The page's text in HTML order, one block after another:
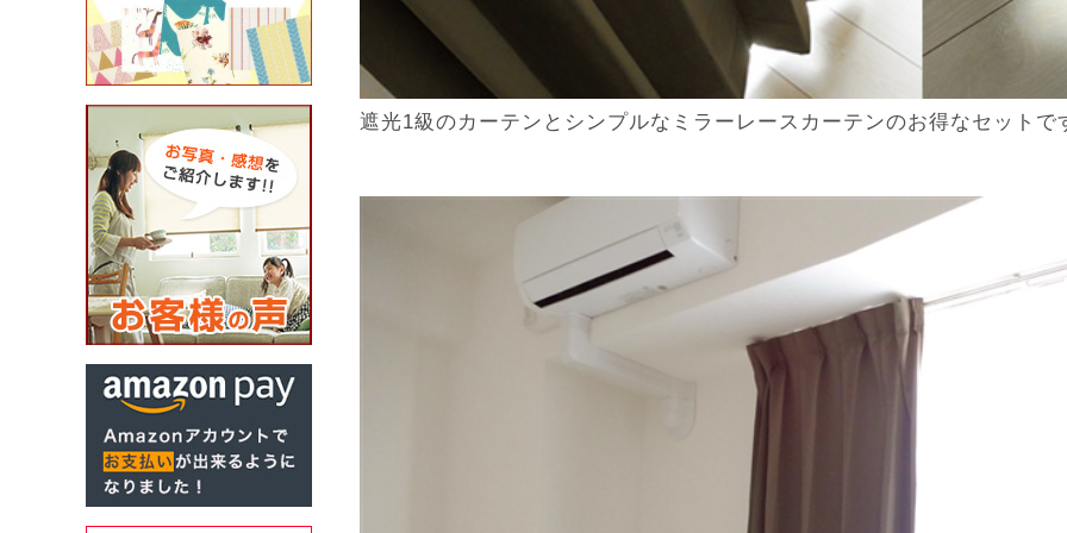
遮光1級のカーテンとシンプルなミラーレースカーテンのお得なセットで